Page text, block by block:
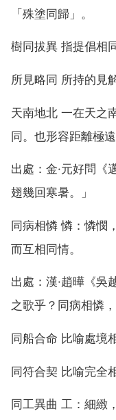
「殊塗同歸」。
樹同拔異 指提倡相
所見略同 所持的見
天南地北 一在天之
同。也形容距離極遠
出處：金·元好問《
翅幾回寒暑。」
同病相憐 憐：憐憫
而互相同情。
出處：漢·趙曄《吳
之歌乎？同病相憐，
同船合命 比喻處境
同符合契 比喻完全
同工異曲 工：細緻